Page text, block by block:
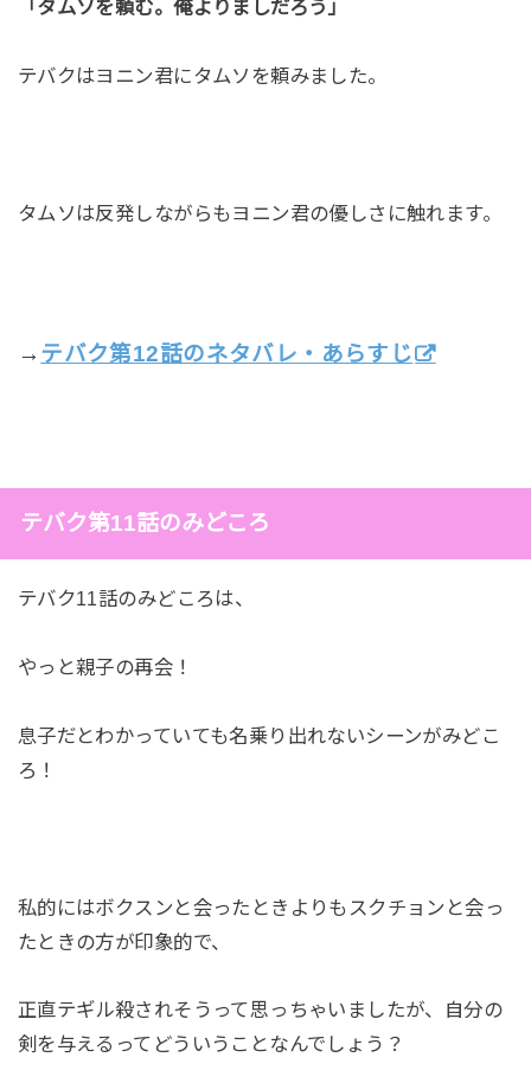
「タムソを頼む。俺よりましだろう」
テバクはヨニン君にタムソを頼みました。
タムソは反発しながらもヨニン君の優しさに触れます。
→ テバク第12話のネタバレ・あらすじ
テバク第11話のみどころ
テバク11話のみどころは、
やっと親子の再会！
息子だとわかっていても名乗り出れないシーンがみどこ
ろ！
私的にはボクスンと会ったときよりもスクチョンと会っ
たときの方が印象的で、
正直テギル殺されそうって思っちゃいましたが、自分の
剣を与えるってどういうことなんでしょう？